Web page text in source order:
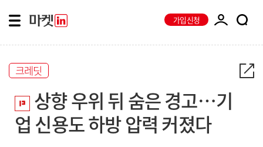
가입신청
크레딧
상향 우위 뒤 숨은 경고…기
업 신용도 하방 압력 커졌다